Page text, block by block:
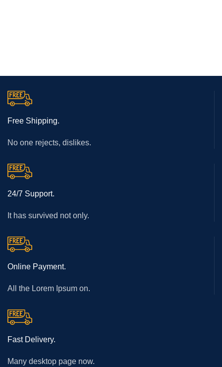
Free Shipping.
No one rejects, dislikes.
24/7 Support.
It has survived not only.
Online Payment.
All the Lorem Ipsum on.
Fast Delivery.
Many desktop page now.